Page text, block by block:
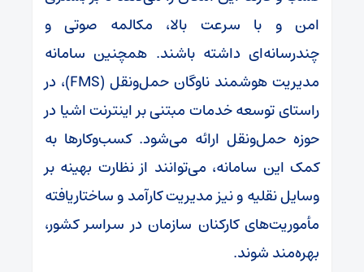
امن و با سرعت بالا، مکالمه صوتی و
چندرسانه‌ای داشته باشند. همچنین سامانه
مدیریت هوشمند ناوگان حمل‌ونقل (FMS)، در
راستای توسعه خدمات مبتنی بر اینترنت اشیا در
حوزه حمل‌ونقل ارائه می‌شود. کسب‌وکارها به
کمک این سامانه، می‌توانند از نظارت بهینه بر
وسایل نقلیه و نیز مدیریت کارآمد و ساختاریافته
مأموریت‌های کارکنان سازمان در سراسر کشور،
بهره‌مند شوند.